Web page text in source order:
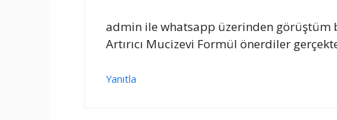
admin ile whatsapp üzerinden görüştüm
Artırıcı Mucizevi Formül önerdiler
Yanıtla